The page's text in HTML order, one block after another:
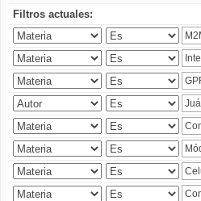
Filtros actuales: